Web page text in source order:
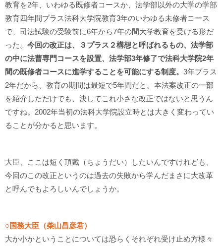
教育を2年、いわゆる既修者コースか、法学部以外の大学の学部
教育四年間プラス法科大学院教育3年のいわゆる未修者コース
で、司法試験の受験前に6年から7年の間大学教育を受ける形だ
った。 今回の改正は、３プラス２構想と呼ばれるもの、法学部
の中に法曹専門コースを設置、法学部3年修了で法科大学院2年
間の既修者コースに進学することを可能にする制度。 3年プラス
2年だから、教育の期間は最短で5年間だと。本法案改正の一部
を紹介しただけでも、決してこれ小さな改正ではないと思うん
ですね。2002年当初の法科大学院設立時とは大きく変わってい
ることが分かると思います。
大臣、ここは短く頂戴（ちょうだい）したいんですけれども、
今回のこの改正というのは過去の失敗から学んだまさに大改革
と呼んでもよろしいんでしょうか。
○国務大臣（柴山昌彦君）
大か小かということについては恐らくそれぞれ受け止め方様々